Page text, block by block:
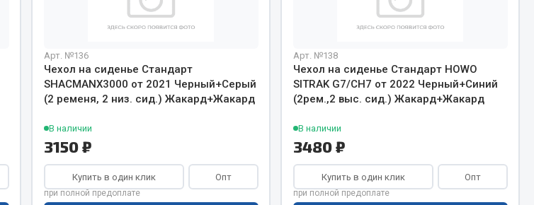
Автоторг
Фильтры DONALDSON
Весь раздел
Сварочные материалы
Весь раздел
Стяжки, тросы, канаты Автохимия
Арт. №136
Чехол на сиденье Стандарт
SHACMANХ3000 от 2021 Черный+Серый
(2 ременя, 2 низ. сид.) Жакард+Жакард
В наличии
3150 ₽
Купить в один клик Опт
при полной предоплате
Арт. №138
Чехол на сиденье Стандарт HOWO
SITRAK G7/CH7 от 2022 Черный+Синий
(2рем.,2 выс. сид.) Жакард+Жакард
В наличии
3480 ₽
Купить в один клик Опт
при полной предоплате